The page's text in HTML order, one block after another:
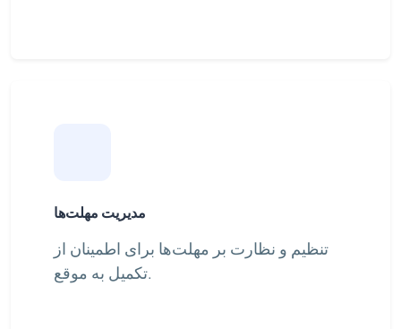
مدیریت مهلت‌ها
تنظیم و نظارت بر مهلت‌ها برای اطمینان از
تکمیل به موقع.